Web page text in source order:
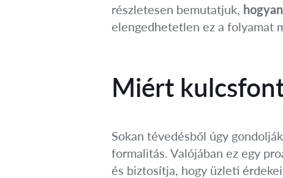
részletesen bemutatjuk,
elengedhetetlen ez a folyamat
Miért
Sokan tévedésből úgy
formalitás. Valójában ez egy
és biztosítja, hogy üzleti